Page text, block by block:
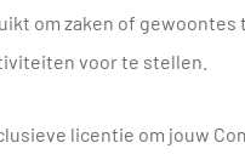
om zaken of
voor te stellen.
licentie om jouw